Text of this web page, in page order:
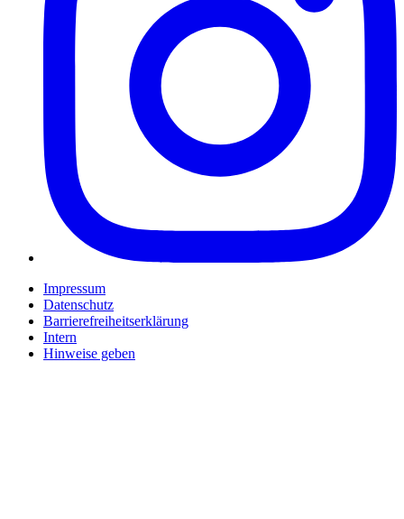
Impressum
Datenschutz
Barrierefreiheitserklärung
Intern
Hinweise geben